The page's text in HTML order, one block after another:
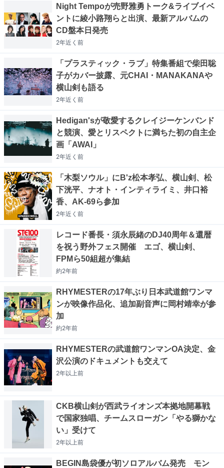
Night Tempoが売野雅勇トーク&ライブイベ
ントに綾小路翔らと出演、最新アルバムの
CD盤本日発売
2年近く 前
「プラスティック・ラブ」特集番組で柴田聡
子がカバー披露、元CHAI・MANAKANAや
横山剣も語る
2年近く 前
Hedigan'sが敬愛するクレイジーケンバンド
と競演、愛とリスペクトに満ちた初の自主企
画「AWAI」
2年近く 前
「木梨ソウル」にB'z松本孝弘、横山剣、松
下洸平、ナオト・インティライミ、井口裕
香、AK-69ら参加
2年近く 前
レコード番長・須永辰緒のDJ40周年＆還暦
を祝う野外フェス開催 エゴ、横山剣、
FPMら50組超が集結
約2年前
RHYMESTERの17年ぶり日本武道館ワンマ
ンが映像作品化、追加副音声に岡村靖幸が参
加
約2年前
RHYMESTERの武道館ワンマンOA決定、金
沢公演のドキュメントも交えて
2年以上前
CKB横山剣が西武ライオンズ本拠地開幕戦
で国家独唱、チームスローガン「やる獅かな
い」受けて
2年以上前
BEGIN島袋優が初ソロアルバム発売 モン